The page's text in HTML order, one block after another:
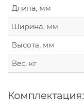
Длина, мм
Ширина, мм
Высота, мм
Вес, кг
Комплектация: